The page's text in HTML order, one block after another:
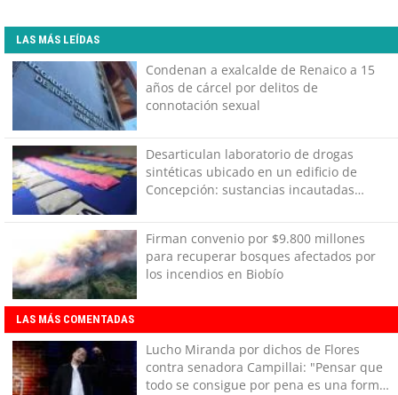
LAS MÁS LEÍDAS
Condenan a exalcalde de Renaico a 15
años de cárcel por delitos de
connotación sexual
Desarticulan laboratorio de drogas
sintéticas ubicado en un edificio de
Concepción: sustancias incautadas
millones
Firman convenio por $9.800 millones
para recuperar bosques afectados por
los incendios en Biobío
LAS MÁS COMENTADAS
Lucho Miranda por dichos de Flores
contra senadora Campillai: "Pensar que
todo se consigue por pena es una forma